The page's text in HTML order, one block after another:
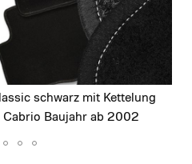
schwarz mit Kettelung
Cabrio Baujahr ab 2002